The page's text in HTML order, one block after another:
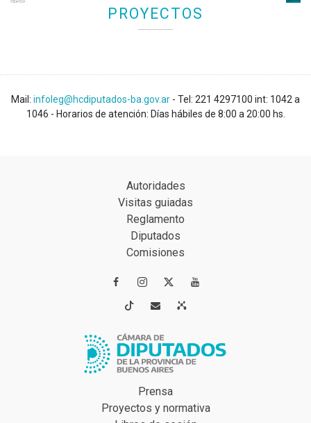
PROYECTOS
Mail: infoleg@hcdiputados-ba.gov.ar - Tel: 221 4297100 int: 1042 a
1046 - Horarios de atención: Días hábiles de 8:00 a 20:00 hs.
Autoridades
Visitas guiadas
Reglamento
Diputados
Comisiones
 
 
Prensa
Proyectos y normativa